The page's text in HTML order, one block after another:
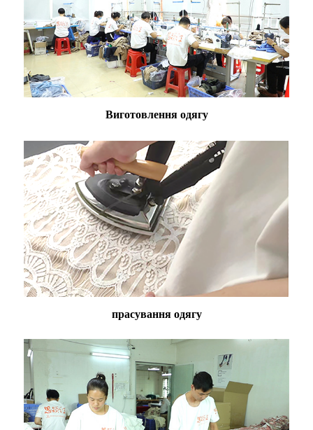
Виготовлення одягу
прасування одягу